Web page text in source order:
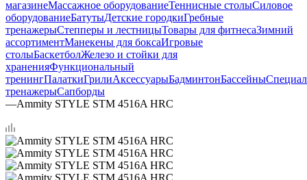
магазинеМассажное оборудованиеТеннисные столыСиловое
оборудованиеБатутыДетские городкиГребные
тренажерыСтепперы и лестницыТовары для фитнесаЗимний
ассортиментМанекены для боксаИгровые
столыБаскетболЖелезо и стойки для
храненияФункциональный
тренингПалаткиГрилиАксессуарыБадминтонБассейны
тренажерыСапборды
—Ammity STYLE STM 4516A HRC